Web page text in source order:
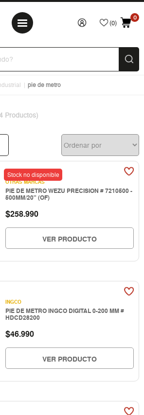
(0)
0
pie de metro
Productos)
Stock no disponible
OTRAS MARCAS
PIE DE METRO WEZU PRECISION # 7210500 -
500MM/20" (OF)
$258.990
VER PRODUCTO
INGCO
PIE DE METRO INGCO DIGITAL 0-200 MM #
HDCD28200
$46.990
VER PRODUCTO